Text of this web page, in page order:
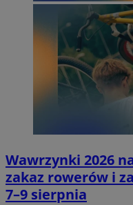
Wawrzynki 2026
zakaz rowerów i
7–9 sierpnia